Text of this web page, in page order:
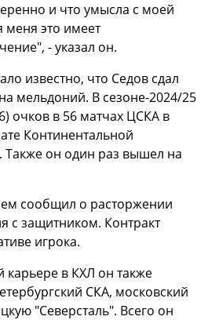
и что умысла с моей
это имеет
- указал он.
известно, что Седов сдал
мельдоний. В сезоне-2024/25
очков в 56 матчах ЦСКА в
Континентальной
Также он один раз вышел на
сообщил о расторжении
с защитником. Контракт
игрока.
карьере в КХЛ он также
СКА, московский
"Северсталь". Всего он